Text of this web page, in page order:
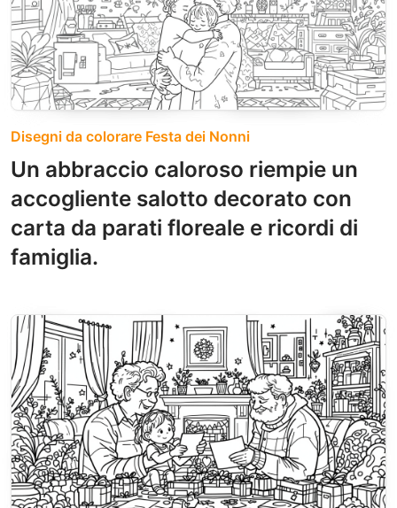
Disegni da colorare Festa dei Nonni
Un abbraccio caloroso riempie un
accogliente salotto decorato con
carta da parati floreale e ricordi di
famiglia.